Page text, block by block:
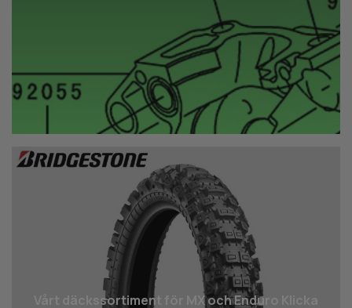
Vårt däcks­sortiment för MX och Enduro Klicka